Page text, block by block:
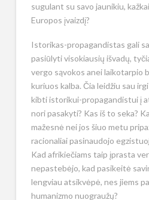
sugulant su savo jaunikiu,
Europos įvaizdį?
Istorikas-propagandistas gali
pasiūlyti visokiausių išvadų,
vergo sąvokos anei laikotarpio
kuriuos kalba. Čia leidžiu sau
kibti istorikui-propagandistui į
nori pasakyti? Kas iš to seka?
mažesnė nei jos šiuo metu
racionaliai pasinaudojo
Kad afrikiečiams taip įprasta
nepastebėjo, kad pasikeitė
lengviau atsikvėpė, nes jiems
humanizmo nuograužų?